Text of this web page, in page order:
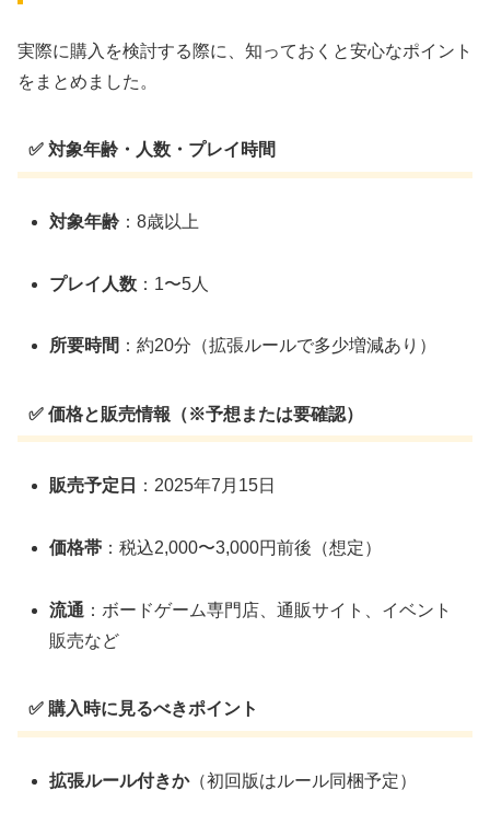
実際に購入を検討する際に、知っておくと安心なポイント
をまとめました。
✅ 対象年齢・人数・プレイ時間
対象年齢 ：8歳以上
プレイ人数 ：1〜5人
所要時間 ：約20分（拡張ルールで多少増減あり）
✅ 価格と販売情報（※予想または要確認）
販売予定日 ：2025年7月15日
価格帯 ：税込2,000〜3,000円前後（想定）
流通 ：ボードゲーム専門店、通販サイト、イベント
販売など
✅ 購入時に見るべきポイント
拡張ルール付きか（初回版はルール同梱予定）